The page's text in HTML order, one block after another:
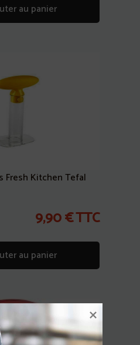
au panier
Fresh Kitchen Tefal
9,90€TTC
au panier